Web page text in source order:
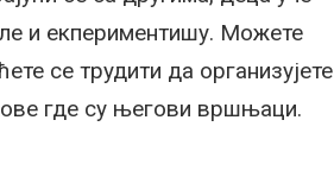
и екпериментишу. Можете
се трудити да организујете
где су његови вршњаци.